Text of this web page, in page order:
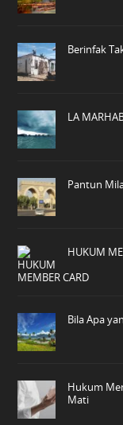
Berinfak
LA
Pantun
HUKUM
Bila Apa
Hukum
Mati